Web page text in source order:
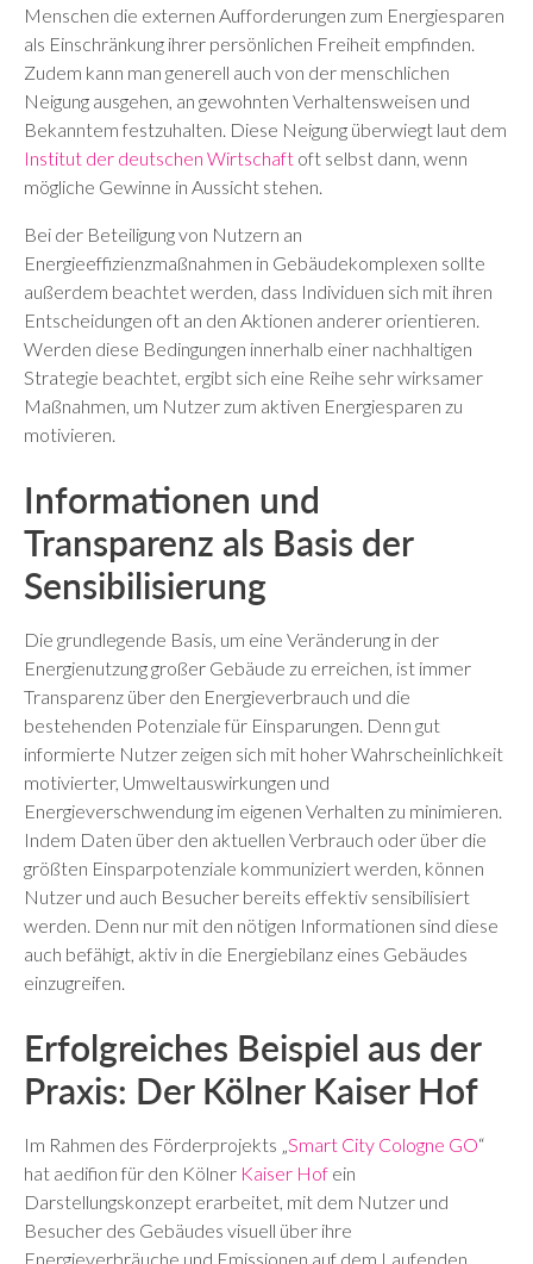
Menschen die externen Aufforderungen zum Energiesparen
als Einschränkung ihrer persönlichen Freiheit empfinden.
Zudem kann man generell auch von der menschlichen
Neigung ausgehen, an gewohnten Verhaltensweisen und
Bekanntem festzuhalten. Diese Neigung überwiegt laut dem
Institut der deutschen Wirtschaft oft selbst dann, wenn
mögliche Gewinne in Aussicht stehen.
Bei der Beteiligung von Nutzern an
Energieeffizienzmaßnahmen in Gebäudekomplexen sollte
außerdem beachtet werden, dass Individuen sich mit ihren
Entscheidungen oft an den Aktionen anderer orientieren.
Werden diese Bedingungen innerhalb einer nachhaltigen
Strategie beachtet, ergibt sich eine Reihe sehr wirksamer
Maßnahmen, um Nutzer zum aktiven Energiesparen zu
motivieren.
Informationen und
Transparenz als Basis der
Sensibilisierung
Die grundlegende Basis, um eine Veränderung in der
Energienutzung großer Gebäude zu erreichen, ist immer
Transparenz über den Energieverbrauch und die
bestehenden Potenziale für Einsparungen. Denn gut
informierte Nutzer zeigen sich mit hoher Wahrscheinlichkeit
motivierter, Umweltauswirkungen und
Energieverschwendung im eigenen Verhalten zu minimieren.
Indem Daten über den aktuellen Verbrauch oder über die
größten Einsparpotenziale kommuniziert werden, können
Nutzer und auch Besucher bereits effektiv sensibilisiert
werden. Denn nur mit den nötigen Informationen sind diese
auch befähigt, aktiv in die Energiebilanz eines Gebäudes
einzugreifen.
Erfolgreiches Beispiel aus der
Praxis: Der Kölner Kaiser Hof
Im Rahmen des Förderprojekts „Smart City Cologne GO“
hat aedifion für den Kölner Kaiser Hof ein
Darstellungskonzept erarbeitet, mit dem Nutzer und
Besucher des Gebäudes visuell über ihre
Energieverbräuche und Emissionen auf dem Laufenden